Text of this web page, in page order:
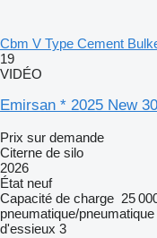
Cbm V Type Cement
19
VIDÉO
Emirsan * 2025 New
Prix sur demande
Citerne de silo
2026
État neuf
Capacité de charge 25
pneumatique/pneumatique
d'essieux 3